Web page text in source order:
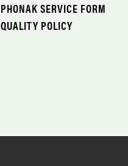
PHONAK SERVICE FORM
QUALITY POLICY